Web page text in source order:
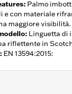
: Palmo
e con materiale
maggiore visibilità.
: Linguetta di
riflettente in
: EN 13594:2015: